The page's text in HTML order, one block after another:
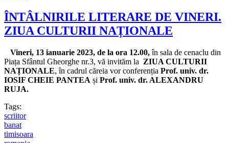
ÎNTÂLNIRILE LITERARE DE VINERI.
ZIUA CULTURII NAȚIONALE
Vineri, 13 ianuarie 2023, de la ora 12.00,în sala de cenaclu din
Piața Sfântul Gheorghe nr.3, vă invităm la ZIUA CULTURII
NAȚIONALE, în cadrul căreia vor conferenția Prof. univ. dr.
IOSIF CHEIE PANTEA și Prof. univ. dr. ALEXANDRU
RUJA.
Tags:
scriitor
banat
timisoara